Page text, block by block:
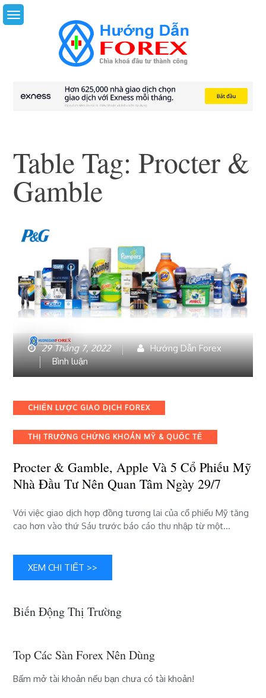
Skip
to
Table Tag:Procter &
Gamble
29 Tháng 7, 2022
Hướng Dẫn Forex
Bình luậnbài
viết
&
Gamble,
và
cổ
phiếu
Mỹ
đầu
tư
quan
tâm
ngày
Categories
CHIẾN LƯỢC GIAO DỊCH FOREX
THỊ TRƯỜNG CHỨNG KHOÁN MỸ & QUỐC TẾ
Procter & Gamble, Apple Và 5 Cổ Phiếu Mỹ
Nhà Đầu Tư Nên Quan Tâm Ngày 29/7
Với việc giao dịch hợp đồng tương lai của cổ phiếu Mỹ tăng
cao hơn vào thứ Sáu trước báo cáo thu nhập từ một…
XEM CHI TIẾT >>
Biến Động Thị Trường
Top Các Sàn Forex Nên Dùng
Bấm mở tài khoản nếu bạn chưa có tài khoản!